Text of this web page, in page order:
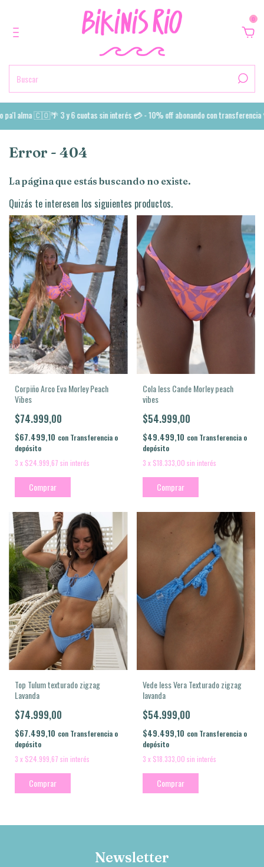
0
pa'l alma 🇨🇴🌴 3 y 6 cuotas sin interés 💳 - 10% off abonando con transferencia
Error - 404
La página que estás buscando no existe.
Quizás te interesen los siguientes productos.
Corpiño Arco Eva Morley Peach
Vibes
$74.999,00
$67.499,10 con Transferencia o
depósito
3 x $24.999,67 sin interés
Comprar
Cola less Cande Morley peach
vibes
$54.999,00
$49.499,10 con Transferencia o
depósito
3 x $18.333,00 sin interés
Comprar
Top Tulum texturado zigzag
Lavanda
$74.999,00
$67.499,10 con Transferencia o
depósito
3 x $24.999,67 sin interés
Comprar
Vede less Vera Texturado zigzag
lavanda
$54.999,00
$49.499,10 con Transferencia o
depósito
3 x $18.333,00 sin interés
Comprar
Newsletter